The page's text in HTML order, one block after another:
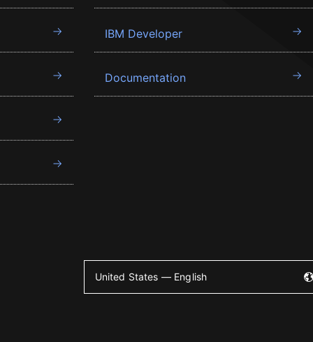
IBM Developer
Documentation
United States — English